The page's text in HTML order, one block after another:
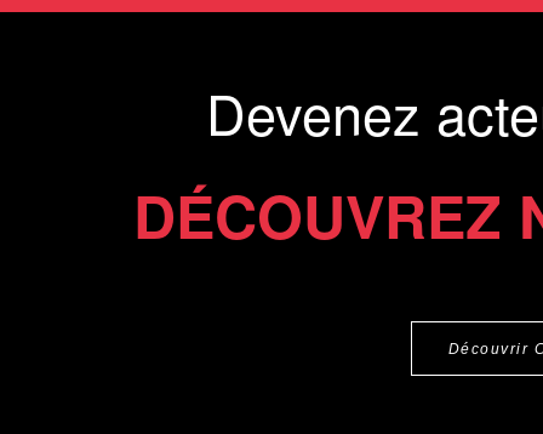
Devenez
DÉCOUVREZ
Découvrir